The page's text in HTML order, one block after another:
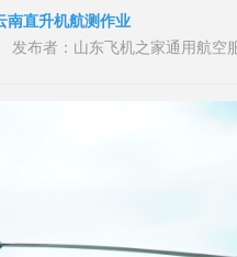
南直升机航测作业
布者：山东飞机之家通用航空